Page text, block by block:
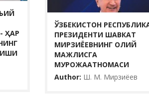
ҲАР
йилда ижтимоий-ицтисодий
асосий якунлари ва 2017 йилга
дастурнинг энг муҳгш
багишланга...
ЎЗБЕКИСТОН
ПРЕЗИДЕНТИ ШАВКАТ
МИРЗИЁЕВНИНГ ОЛИЙ
МАЖЛИСГА
МУРОЖААТНОМАСИ
Author: Ш. М. Мирзиёев
йил ва келгуси 5 йилда
устувор йўналиш ва
олиш лозимлиги ҳақида сўз